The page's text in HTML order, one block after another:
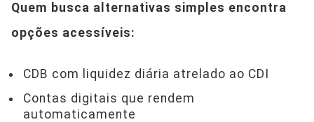
Quem busca alternativas simples encontra
opções acessíveis:
CDB com liquidez diária atrelado ao CDI
Contas digitais que rendem
automaticamente